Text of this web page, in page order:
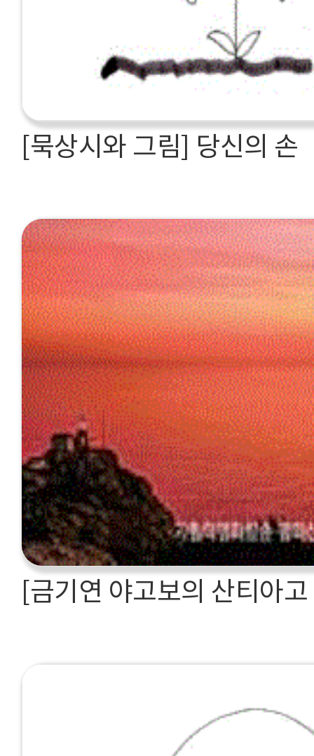
[묵상시와 그림] 당신의 손